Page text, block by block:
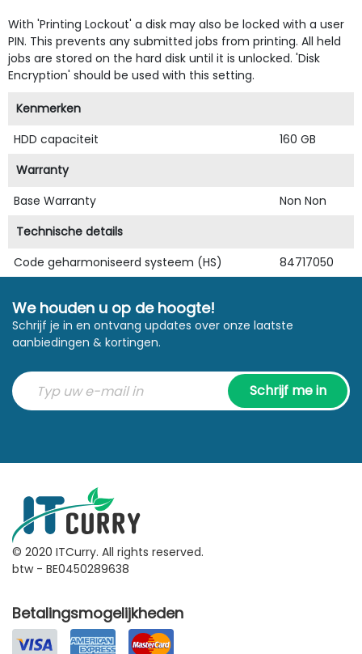
With 'Printing Lockout' a disk may also be locked with a user
PIN. This prevents any submitted jobs from printing. All held
jobs are stored on the hard disk until it is unlocked. 'Disk
Encryption' should be used with this setting.
Kenmerken
HDD capaciteit
160 GB
Warranty
Base Warranty
Non Non
Technische details
Code geharmoniseerd systeem (HS)
84717050
We houden u op de hoogte!
Schrijf je in en ontvang updates over onze laatste
aanbiedingen & kortingen.
Schrijf me in
© 2020 ITCurry. All rights reserved.
btw - BE0450289638
Betalingsmogelijkheden